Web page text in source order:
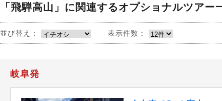
「飛騨高山」に関連するオプショナルツアー
並び替え： 表示件数：
岐阜発